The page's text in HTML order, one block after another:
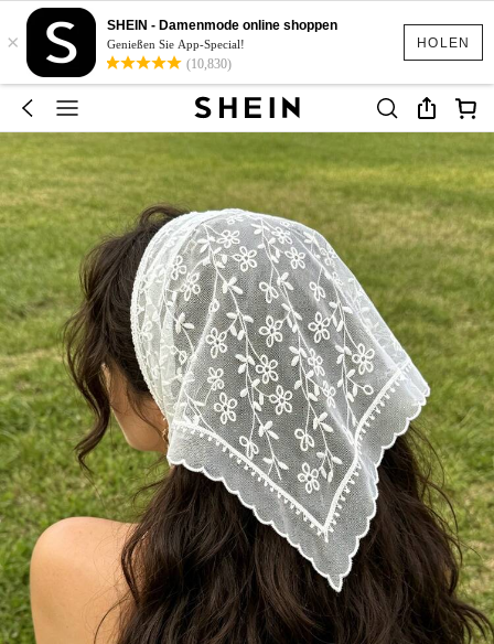
HOLEN
×
SHEIN - Damenmode online shoppen
Genießen Sie App-Special!
(10,830)